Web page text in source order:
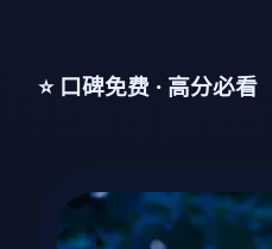
⭐ 口碑免费 · 高分必看